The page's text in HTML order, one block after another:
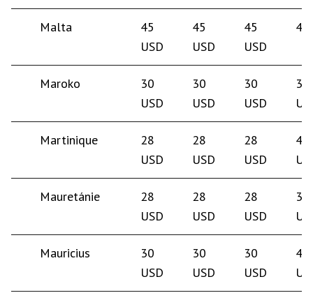
Malta
45
USD
45
USD
45
USD
45
Maroko
30
USD
30
USD
30
USD
35
Martinique
28
USD
28
USD
28
USD
40
Mauretánie
28
USD
28
USD
28
USD
35
Mauricius
30
USD
30
USD
30
USD
40